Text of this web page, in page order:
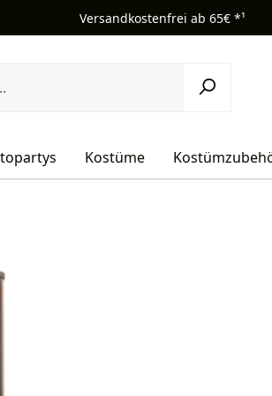
Versandkostenfrei ab 65€ *¹
Kostüme